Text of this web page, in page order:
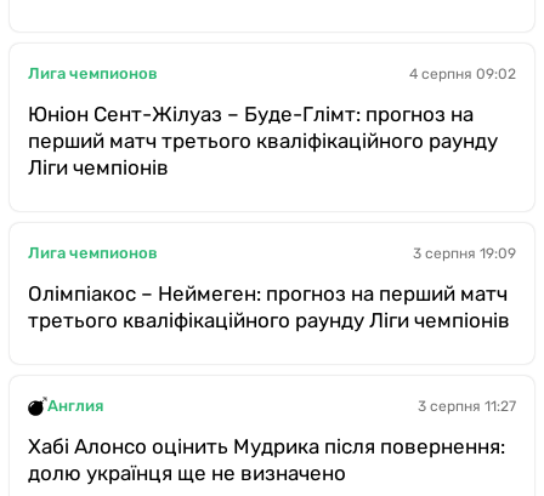
Лига чемпионов 4 серпня 09:02
Юніон Сент-Жілуаз – Буде-Глімт: прогноз на
перший матч третього кваліфікаційного раунду
Ліги чемпіонів
Лига чемпионов 3 серпня 19:09
Олімпіакос – Неймеген: прогноз на перший матч
третього кваліфікаційного раунду Ліги чемпіонів
Англия 3 серпня 11:27
Хабі Алонсо оцінить Мудрика після повернення:
долю українця ще не визначено